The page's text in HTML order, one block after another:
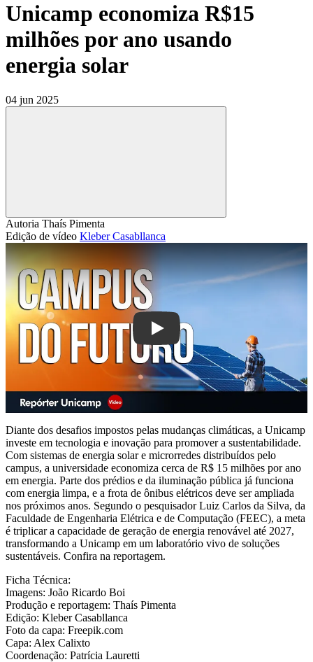
Unicamp economiza R$15
milhões por ano usando
energia solar
04 jun 2025
Compartilhar
Autoria Thaís Pimenta
Edição de vídeo Kleber Casabllanca
Play
Diante dos desafios impostos pelas mudanças climáticas, a Unicamp
investe em tecnologia e inovação para promover a sustentabilidade.
Com sistemas de energia solar e microrredes distribuídos pelo
campus, a universidade economiza cerca de R$ 15 milhões por ano
em energia. Parte dos prédios e da iluminação pública já funciona
com energia limpa, e a frota de ônibus elétricos deve ser ampliada
nos próximos anos. Segundo o pesquisador Luiz Carlos da Silva, da
Faculdade de Engenharia Elétrica e de Computação (FEEC), a meta
é triplicar a capacidade de geração de energia renovável até 2027,
transformando a Unicamp em um laboratório vivo de soluções
sustentáveis. Confira na reportagem.
Ficha Técnica:
Imagens: João Ricardo Boi
Produção e reportagem: Thaís Pimenta
Edição: Kleber Casabllanca
Foto da capa: Freepik.com
Capa: Alex Calixto
Coordenação: Patrícia Lauretti